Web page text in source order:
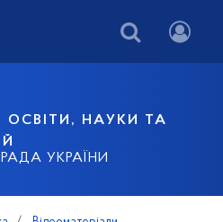
ОСВІТИ, НАУКИ ТА
УКРАЇНИ